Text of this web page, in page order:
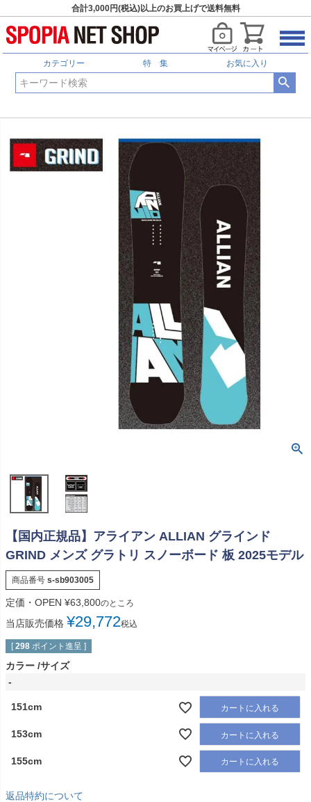
合計3,000円(税込)以上のお買上げで送料無料
カテゴリー 特 集 お気に入り
【国内正規品】アライアン ALLIAN グラインド
GRIND メンズ グラトリ スノーボード 板 2025モデル
商品番号 s-sb903005
定価・OPEN ¥63,800のところ
当店販売価格 ¥29,772税込
[ 298 ポイント進呈 ]
カラー サイズ
-
151cm カートに入れる
153cm カートに入れる
155cm カートに入れる
返品特約について